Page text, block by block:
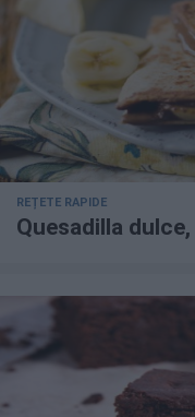
REȚETE RAPIDE
Quesadilla